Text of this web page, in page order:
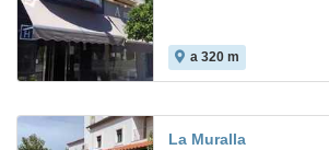
a 320 m
La Muralla